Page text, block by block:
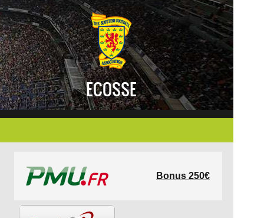
ECOSSE
Bonus 250€